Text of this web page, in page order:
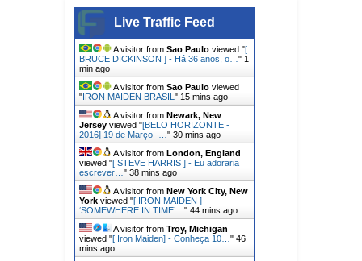
Live Traffic Feed
A visitor from Sao Paulo viewed "[
BRUCE DICKINSON ] - Há 36 anos, o… " 1
min ago
A visitor from Sao Paulo viewed
"IRON MAIDEN BRASIL " 15 mins ago
A visitor from Newark, New
Jersey viewed "[BELO HORIZONTE -
2016] 19 de Março -… " 30 mins ago
A visitor from London, England
viewed "[ STEVE HARRIS ] - Eu adoraria
escrever… " 38 mins ago
A visitor from New York City, New
York viewed "[ IRON MAIDEN ] -
‘SOMEWHERE IN TIME’… " 44 mins ago
A visitor from Troy, Michigan
viewed "[ Iron Maiden] - Conheça 10… " 46
mins ago